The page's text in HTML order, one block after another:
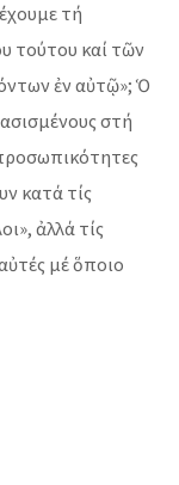
τή
τούτου καί τῶν
ἐν αὐτῷ»; Ὁ
στή
κατά τίς
ἀλλά τίς
μέ ὅποιο